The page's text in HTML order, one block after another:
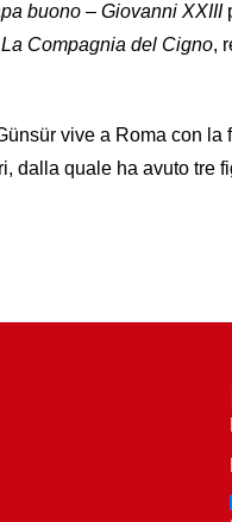
buono – Giovanni XXIII
La Compagnia del Cigno,
vive a Roma con la
dalla quale ha avuto tre